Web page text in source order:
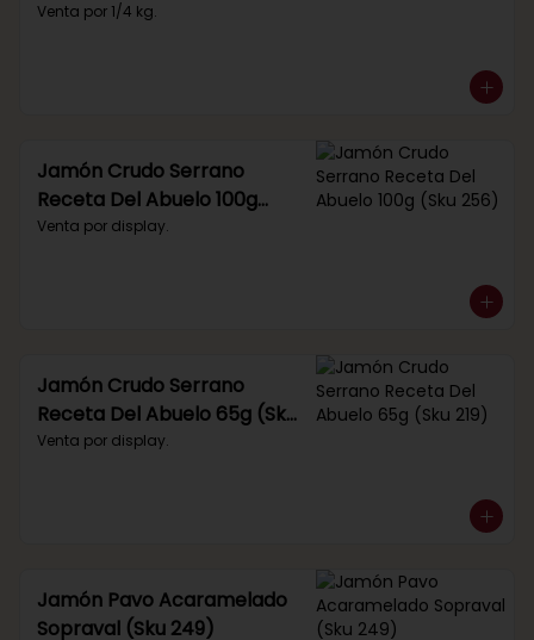
Venta por 1/4 kg.
Jamón Crudo Serrano
Receta Del Abuelo 100g
(Sku 256)
Venta por display.
Jamón Crudo Serrano
Receta Del Abuelo 65g (Sku
219)
Venta por display.
Jamón Pavo Acaramelado
Sopraval (Sku 249)